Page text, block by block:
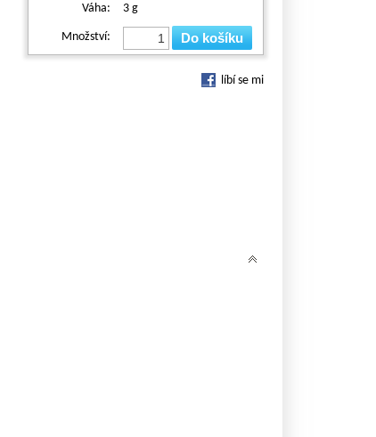
Váha:
3 g
Množství: Do košíku
líbí se mi